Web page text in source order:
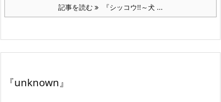
記事を読む 『シッコウ!!～犬 ...
『unknown』